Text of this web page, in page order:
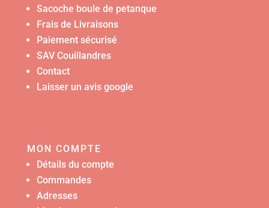
Sacoche boule de petanque
Frais de Livraisons
Paiement sécurisé
SAV Couillandres
Contact
Laisser un avis google
MON COMPTE
Détails du compte
Commandes
Adresses